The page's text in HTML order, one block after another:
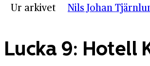
Ur arkivet Nils Johan
Lucka 9: Hotell